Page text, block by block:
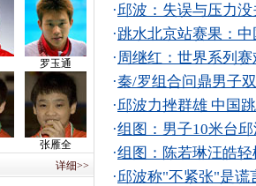
罗玉通
张雁全
详细>>
·邱波：失误与压力
·跳水北京站赛果：
· 周继红：世界系列
·秦/罗组合问鼎男子
·邱波力挫群雄 中国
·组图：男子10米台
·组图：陈若琳汪皓
·邱波称"不紧张"是谎